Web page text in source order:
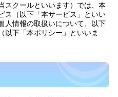
スクールといいます）では、本
ス（以下「本サービス」といい
人情報の取扱いについて、以下
以下「本ポリシー」といいま